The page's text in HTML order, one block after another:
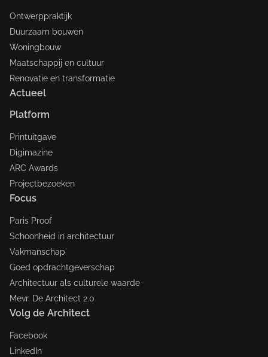
Ontwerppraktijk
Duurzaam bouwen
Woningbouw
Maatschappij en cultuur
Renovatie en transformatie
Actueel
Platform
Printuitgave
Digimazine
ARC Awards
Projectbezoeken
Focus
Paris Proof
Schoonheid in architectuur
Vakmanschap
Goed opdrachtgeverschap
Architectuur als culturele waarde
Mevr. De Architect 2.0
Volg de Architect
Facebook
LinkedIn